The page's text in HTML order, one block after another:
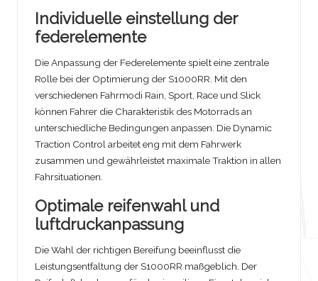
Individuelle einstellung der
federelemente
Die Anpassung der Federelemente spielt eine zentrale
Rolle bei der Optimierung der S1000RR. Mit den
verschiedenen Fahrmodi Rain, Sport, Race und Slick
können Fahrer die Charakteristik des Motorrads an
unterschiedliche Bedingungen anpassen. Die Dynamic
Traction Control arbeitet eng mit dem Fahrwerk
zusammen und gewährleistet maximale Traktion in allen
Fahrsituationen.
Optimale reifenwahl und
luftdruckanpassung
Die Wahl der richtigen Bereifung beeinflusst die
Leistungsentfaltung der S1000RR maßgeblich. Der